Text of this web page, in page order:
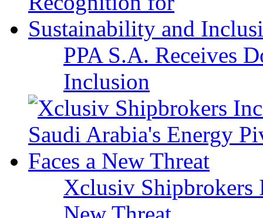
PPA S.A. Receives
Inclusion
Xclusiv Shipbrokers